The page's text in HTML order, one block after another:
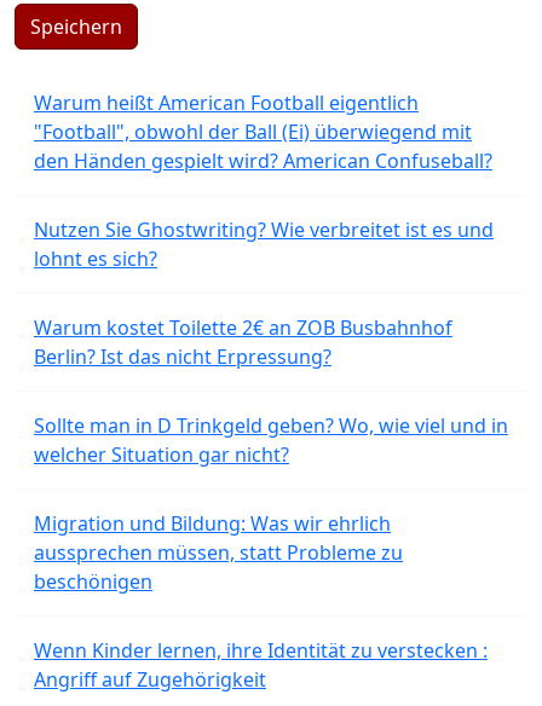
Speichern
Warum heißt American Football eigentlich
"Football", obwohl der Ball (Ei) überwiegend mit
den Händen gespielt wird? American Confuseball?
Nutzen Sie Ghostwriting? Wie verbreitet ist es und
lohnt es sich?
Warum kostet Toilette 2€ an ZOB Busbahnhof
Berlin? Ist das nicht Erpressung?
Sollte man in D Trinkgeld geben? Wo, wie viel und in
welcher Situation gar nicht?
Migration und Bildung: Was wir ehrlich
aussprechen müssen, statt Probleme zu
beschönigen
Wenn Kinder lernen, ihre Identität zu verstecken :
Angriff auf Zugehörigkeit